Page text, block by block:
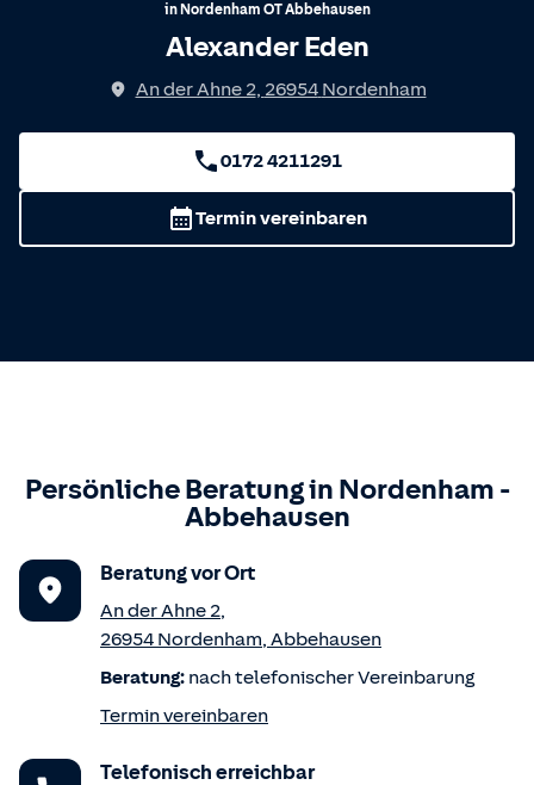
in Nordenham OTAbbehausen
Alexander Eden
An der Ahne 2, 26954 Nordenham
0172 4211291
Termin vereinbaren
Persönliche Beratung in Nordenham -
Abbehausen
Beratung vor Ort
An der Ahne 2,
26954 Nordenham, Abbehausen
Beratung: nach telefonischer Vereinbarung
Termin vereinbaren
Telefonisch erreichbar